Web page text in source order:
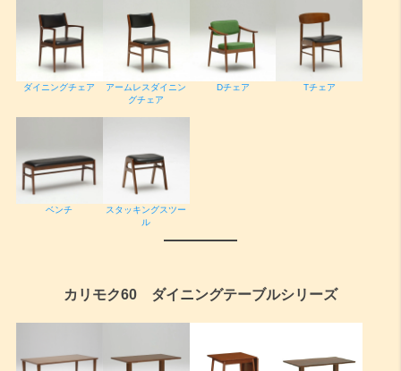
ダイニングチェア
アームレスダイニン
グチェア
Dチェア Tチェア
ベンチ
スタッキングスツー
ル
カリモク60 ダイニングテーブルシリーズ